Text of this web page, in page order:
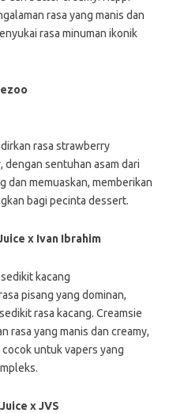
rasa yang manis dan
rasa minuman ikonik
rasa strawberry
dengan sentuhan asam dari
dan memuaskan, memberikan
bagi pecinta dessert.
x Ivan Ibrahim
kacang
pisang yang dominan,
rasa kacang. Creamsie
rasa yang manis dan creamy,
untuk vapers yang
x JVS